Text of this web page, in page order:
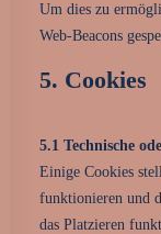
Um dies zu
Web-Beacons
5. Cookies
5.1 Technische
Einige Cookies
funktionieren und
das Platzieren